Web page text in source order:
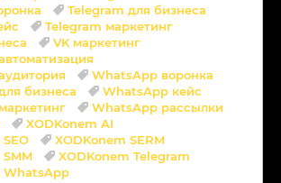
Telegram для бизнеса
Telegram маркетинг
VK маркетинг
WhatsApp воронка
бизнеса
WhatsApp кейс
WhatsApp рассылки
XODKonem AI
XODKonem SERM
XODKonem Telegram
WhatsApp